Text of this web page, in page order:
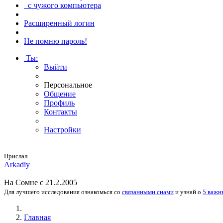
с чужого компьютера
Расширенный логин
Не помню пароль!
Ты:
Выйти
Персональное
Общение
Профиль
Контакты
Настройки
Прислал
Arkadiy
На Сомне с 21.2.2005
Для лучшего исследования ознакомься со связанными снами и узнай о 5
Главная